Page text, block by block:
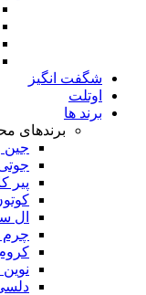
شگفت انگیز
اوتلت
برند ها
برندهای
پیر
ال
چرم